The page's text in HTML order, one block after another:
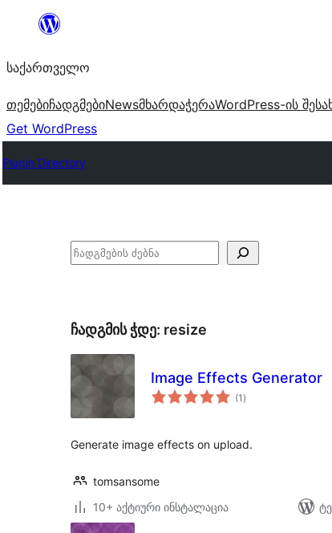
შიგთავსზე
საქართველო
თემებიჩადგმებიNewsმხარდაჭერაWordPress-ის
Get WordPress
Plugin Directory
ძებნა
ჩადგმის ჭდე: resize
Image Effects Generator
(1 საერთო
რეიტინგი
)
Generate image effects on upload.
tomsansome
10+ აქტიური ინსტალაცია